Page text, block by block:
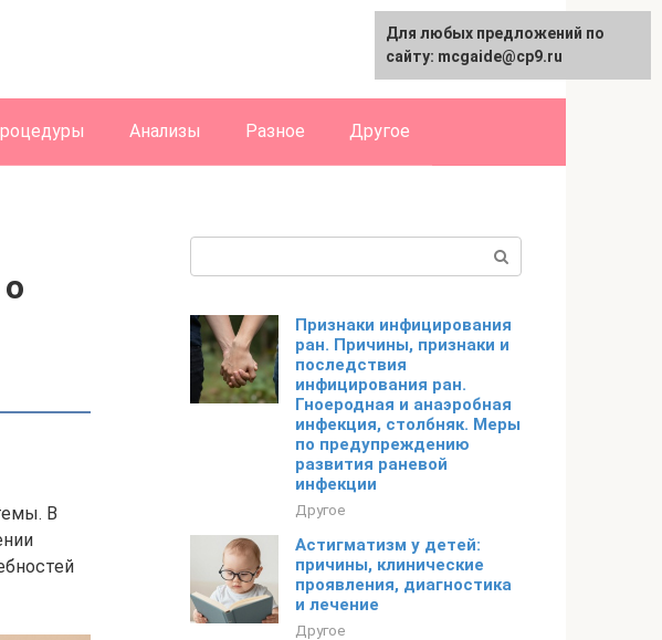
English
Анализы Разное Другое
В
Признаки инфицирования
ран. Причины, признаки и
последствия
инфицирования ран.
Гноеродная и анаэробная
инфекция, столбняк. Меры
по предупреждению
развития раневой
инфекции
Другое
Астигматизм у детей:
причины, клинические
проявления, диагностика
и лечение
Другое
Для любых предложений по
сайту: mcgaide@cp9.ru